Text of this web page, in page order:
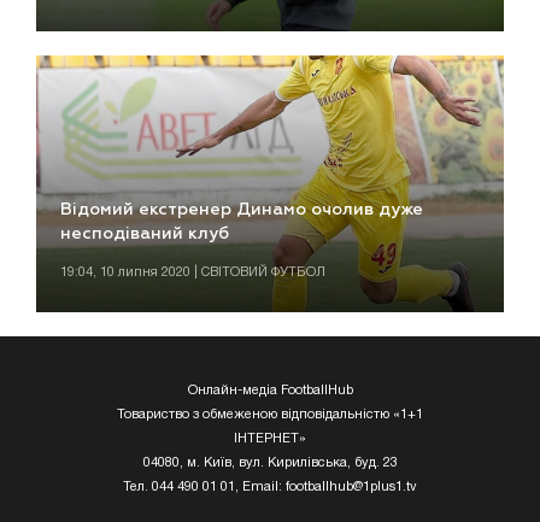
Відомий екстренер Динамо очолив дуже
несподіваний клуб
19:04, 10 липня 2020 | СВІТОВИЙ ФУТБОЛ
Онлайн-медіа FootballHub
Товариство з обмеженою відповідальністю «1+1
ІНТЕРНЕТ»
04080, м. Київ, вул. Кирилівська, буд. 23
Тел. 044 490 01 01, Email: footballhub@1plus1.tv